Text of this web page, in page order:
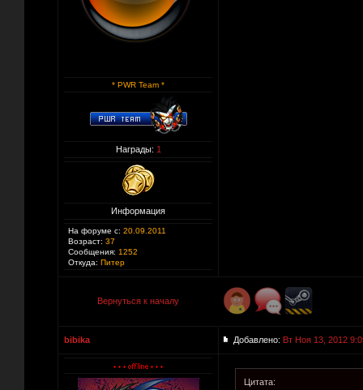
* PWR Team *
Награды: 1
Информация
На форуме с: 20.09.2011
Возраст: 37
Сообщения: 1252
Откуда: Питер
Вернуться к началу
bibika Добавлено: Вт Ноя 13, 2012
Цитата: